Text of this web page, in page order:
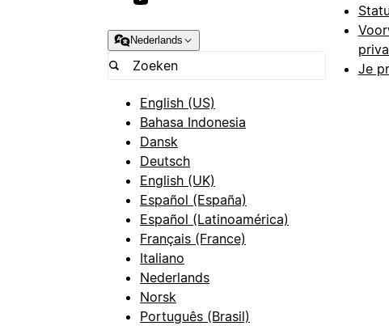
Nederlands
English (US)
Bahasa Indonesia
Dansk
Deutsch
English (UK)
Español (España)
Español (Latinoamérica)
Français (France)
Italiano
Nederlands
Norsk
Português (Brasil)
Je